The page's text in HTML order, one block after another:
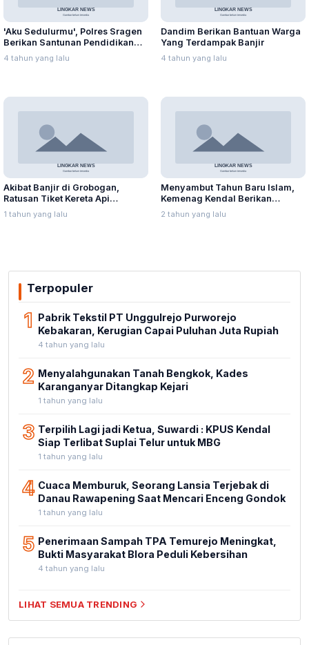
'Aku Sedulurmu', Polres Sragen
Berikan Santunan Pendidikan
Anak Yatim Piatu
4 tahun yang lalu
Dandim Berikan Bantuan Warga
Yang Terdampak Banjir
4 tahun yang lalu
Akibat Banjir di Grobogan,
Ratusan Tiket Kereta Api
Dibatalkan Calon Penumpang
1 tahun yang lalu
Menyambut Tahun Baru Islam,
Kemenag Kendal Berikan
Santunan kepada 240 Anak
Yatim Piatu
2 tahun yang lalu
Terpopuler
1 Pabrik Tekstil PT Unggulrejo Purworejo
Kebakaran, Kerugian Capai Puluhan Juta Rupiah
4 tahun yang lalu
2 Menyalahgunakan Tanah Bengkok, Kades
Karanganyar Ditangkap Kejari
1 tahun yang lalu
3 Terpilih Lagi jadi Ketua, Suwardi : KPUS Kendal
Siap Terlibat Suplai Telur untuk MBG
1 tahun yang lalu
4 Cuaca Memburuk, Seorang Lansia Terjebak di
Danau Rawapening Saat Mencari Enceng Gondok
1 tahun yang lalu
5 Penerimaan Sampah TPA Temurejo Meningkat,
Bukti Masyarakat Blora Peduli Kebersihan
4 tahun yang lalu
LIHAT SEMUA TRENDING